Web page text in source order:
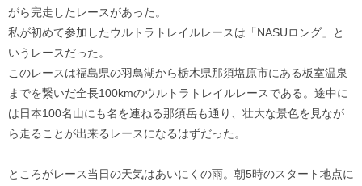
がら完走したレースがあった。
私が初めて参加したウルトラトレイルレースは「NASUロング」と
いうレースだった。
このレースは福島県の羽鳥湖から栃木県那須塩原市にある板室温泉
までを繋いだ全長100kmのウルトラトレイルレースである。途中に
は日本100名山にも名を連ねる那須岳も通り、壮大な景色を見なが
ら走ることが出来るレースになるはずだった。
ところがレース当日の天気はあいにくの雨。朝5時のスタート地点に